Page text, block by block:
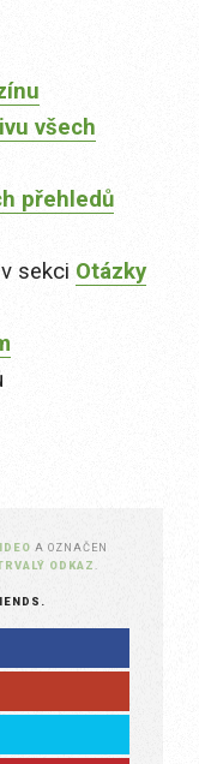
všech
přehledů
sekci Otázky
A OZNAČEN
ODKAZ.